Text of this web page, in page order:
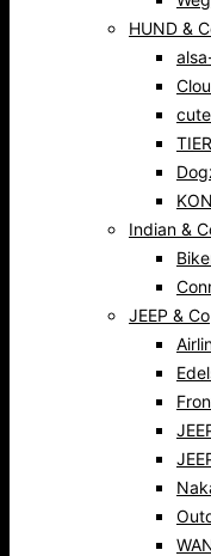
HUND &
Indian &
JEEP & Co